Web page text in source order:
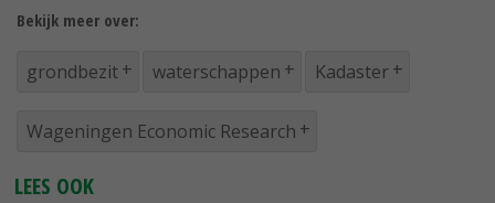
Bekijk meer over:
grondbezit waterschappen Kadaster
Wageningen Economic Research
LEES OOK